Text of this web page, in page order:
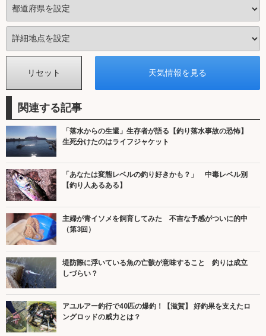
関連する記事
「落水からの生還」生存者が語る【釣り落水事故の恐怖】
生死分けたのはライフジャケット
「あなたは変態レベルの釣り好きかも？」 中毒レベル別
【釣り人あるある】
主婦が青イソメを飼育してみた 不吉な予感がついに的中
（第3回）
堤防際に浮いている魚の亡骸が意味すること 釣りは成立
しづらい？
アユルアー釣行で40匹の爆釣！【滋賀】 好釣果を支えたロ
ングロッドの威力とは？